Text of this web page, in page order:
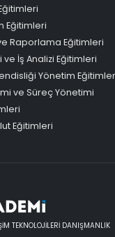
Eğitimleri
Raporlama Eğitimleri
ve İş Analizi Eğitimleri
Yönetim
ve Süreç Yönetimi
Eğitimleri
TEKNOLOJİLERİ DANIŞMANLIK